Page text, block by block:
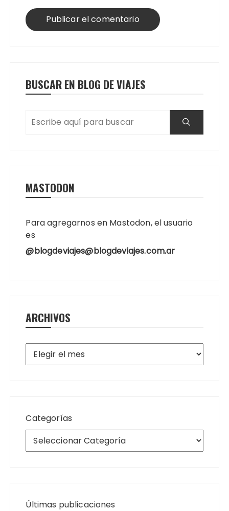
BUSCAR EN BLOG DE VIAJES
MASTODON
Para agregarnos en Mastodon, el usuario
es
@blogdeviajes@blogdeviajes.com.ar
ARCHIVOS
Archivos
Categorías
Últimas publicaciones